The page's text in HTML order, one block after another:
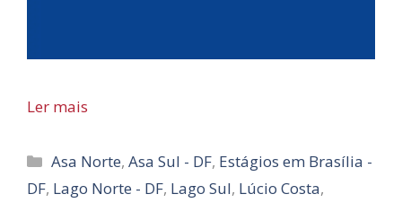
Ler mais
Categorias
Asa Norte,Asa Sul - DF, Estágios em Brasília -
DF, Lago Norte - DF, Lago Sul, Lúcio Costa,